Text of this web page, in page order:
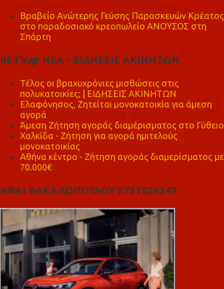
Βραβείο Ανώτερης Γεύσης Παρασκευών Κρέατος
στο παραδοσιακό κρεοπωλείο ΑΝΟΥΣΟΣ στη
Σπάρτη
RETV.gr ΝΕΑ - ΕΙΔΗΣΕΙΣ ΑΚΙΝΗΤΩΝ
Τέλος οι βραχυχρόνιες μισθώσεις στις
πολυκατοικίες; | ΕΙΔΗΣΕΙΣ ΑΚΙΝΗΤΩΝ
Ελαφόνησος, Ζητείται μονοκατοικία για άμεση
αγορά
Άμεση Ζήτηση αγοράς διαμέρισματος στο Γύθειο
Χαλκίδα - Ζήτηση για αγορά ημιτελούς
μονοκατοικίας
Αθήνα κέντρο - Ζήτηση αγοράς διαμερίσματος με
70.000€
ΑΦΑΙ ΒΑΚΑΛΟΠΟΥΛΟΥ 2731026347